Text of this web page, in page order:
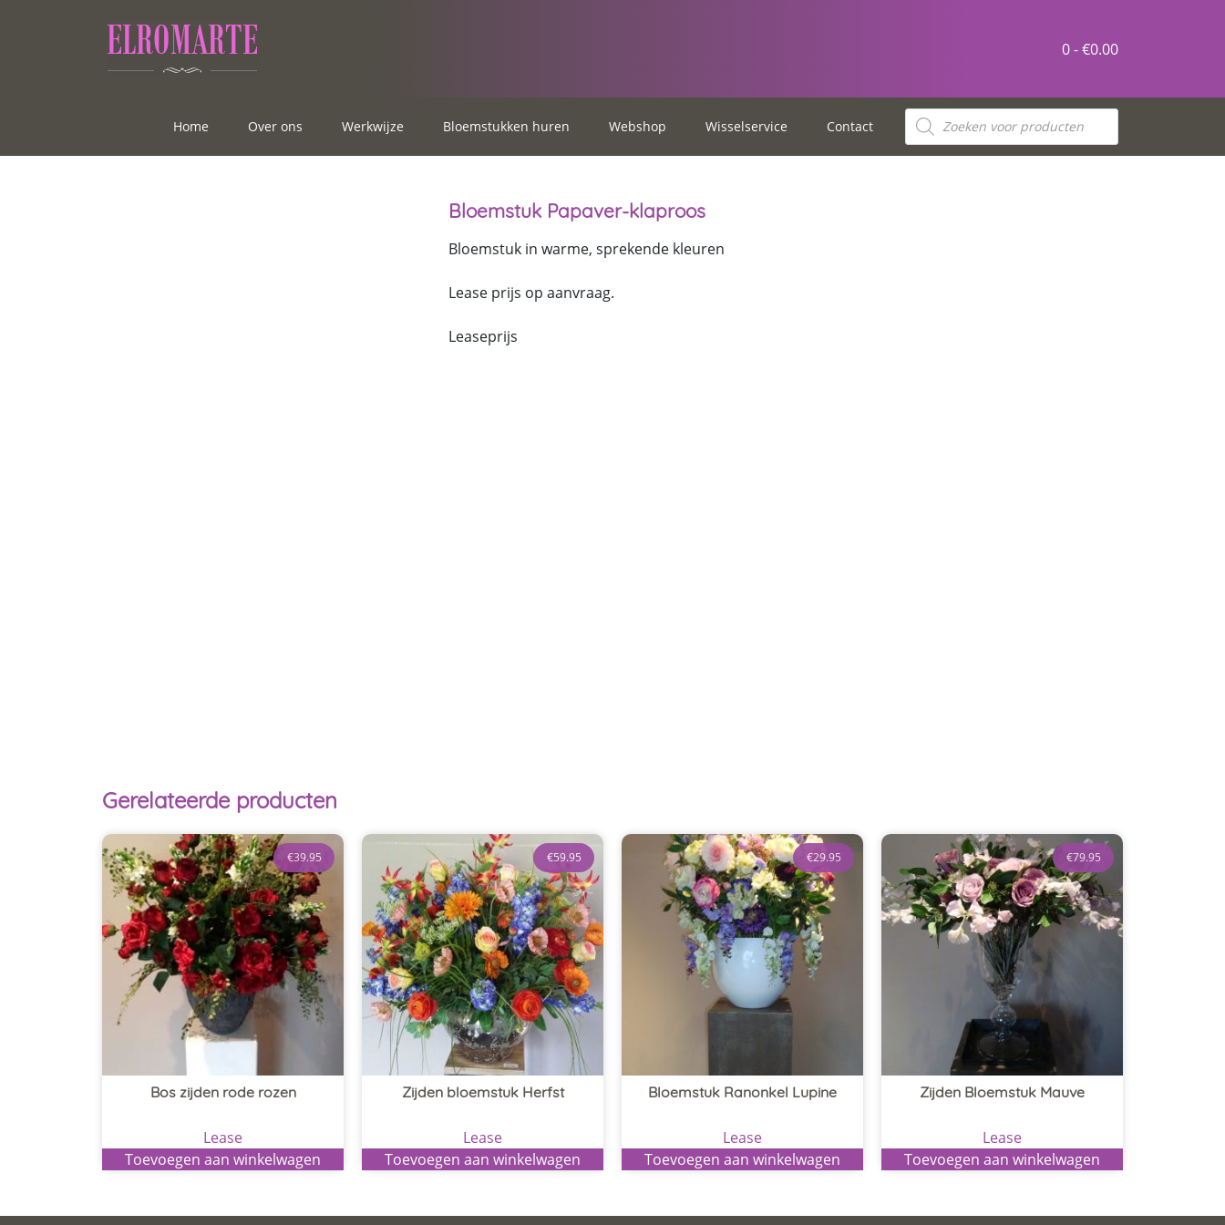
0 -€0.00
Home Over ons Werkwijze Bloemstukken huren Webshop Wisselservice Contact
Bloemstuk Papaver-klaproos
Bloemstuk in warme, sprekende kleuren
Lease prijs op aanvraag.
Leaseprijs
Gerelateerde producten
Bos zijden rode rozen
€39.95
Lease
Toevoegen aan winkelwagen
Zijden bloemstuk Herfst
€59.95
Lease
Toevoegen aan winkelwagen
Bloemstuk Ranonkel Lupine
€29.95
Lease
Toevoegen aan winkelwagen
Zijden Bloemstuk Mauve
€79.95
Lease
Toevoegen aan winkelwagen